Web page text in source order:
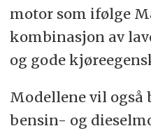
motor som ifølge
kombinasjon av
og gode
Modellene vil
bensin- og